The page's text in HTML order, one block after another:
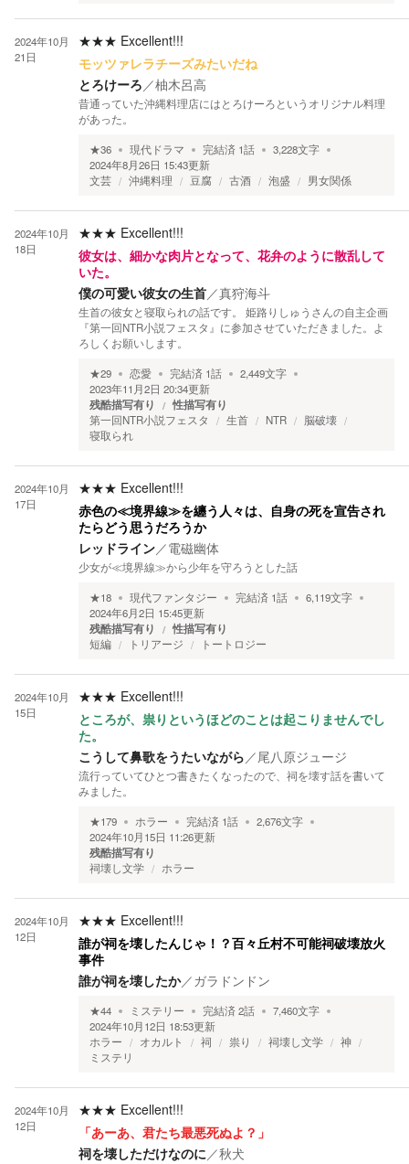
2024年10月
21日
★★★ Excellent!!!
モッツァレラチーズみたいだね
とろけーろ／柚木呂高
昔通っていた沖縄料理店にはとろけーろというオリジナル料理
があった。
★36 現代ドラマ 完結済 1話 3,228文字
2024年8月26日 15:43更新
文芸
沖縄料理 豆腐 古酒 泡盛 男女関係
2024年10月
18日
★★★ Excellent!!!
彼女は、細かな肉片となって、花弁のように散乱して
いた。
僕の可愛い彼女の生首／真狩海斗
生首の彼女と寝取られの話です。 姫路りしゅうさんの自主企画
『第一回NTR小説フェスタ』に参加させていただきました。よ
ろしくお願いします。
★29 恋愛 完結済 1話 2,449文字
2023年11月2日 20:34更新
残酷描写有り 性描写有り
第一回NTR小説フェスタ 生首 NTR
脳破壊
寝取られ
2024年10月
17日
★★★ Excellent!!!
赤色の≪境界線≫を纏う人々は、自身の死を宣告され
たらどう思うだろうか
レッドライン／電磁幽体
少女が≪境界線≫から少年を守ろうとした話
★18 現代ファンタジー 完結済 1話 6,119文字
2024年6月2日 15:45更新
残酷描写有り 性描写有り
短編 トリアージ トートロジー
2024年10月
15日
★★★ Excellent!!!
ところが、祟りというほどのことは起こりませんでし
た。
こうして鼻歌をうたいながら／尾八原ジュージ
流行っていてひとつ書きたくなったので、祠を壊す話を書いて
みました。
★179 ホラー 完結済 1話 2,676文字
2024年10月15日 11:26更新
残酷描写有り
祠壊し文学 ホラー
2024年10月
12日
★★★ Excellent!!!
誰が祠を壊したんじゃ！？百々丘村不可能祠破壊放火
事件
誰が祠を壊したか／ガラドンドン
★44 ミステリー 完結済2話 7,460文字
2024年10月12日 18:53更新
ホラー
オカルト 祠 祟り 祠壊し文学
神
ミステリ
2024年10月
12日
★★★ Excellent!!!
「あーあ、君たち最悪死ぬよ？」
祠を壊しただけなのに／秋犬